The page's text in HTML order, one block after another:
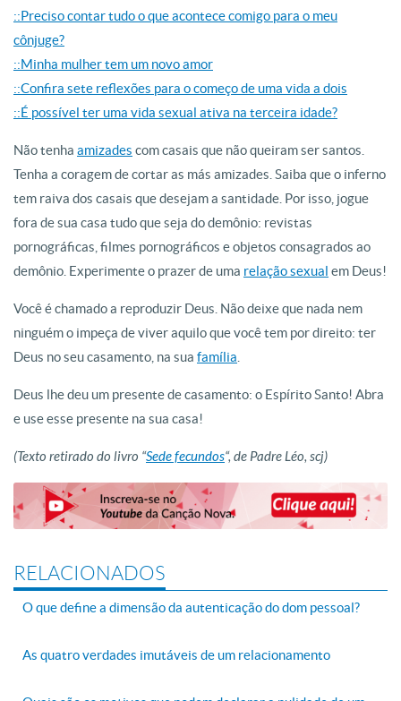
::Preciso contar tudo o que acontece comigo para o meu
cônjuge?
::Minha mulher tem um novo amor
::Confira sete reflexões para o começo de uma vida a dois
::É possível ter uma vida sexual ativa na terceira idade?
Não tenha amizades com casais que não queiram ser santos.
Tenha a coragem de cortar as más amizades. Saiba que o inferno
tem raiva dos casais que desejam a santidade. Por isso, jogue
fora de sua casa tudo que seja do demônio: revistas
pornográficas, filmes pornográficos e objetos consagrados ao
demônio. Experimente o prazer de uma relação sexual em Deus!
Você é chamado a reproduzir Deus. Não deixe que nada nem
ninguém o impeça de viver aquilo que você tem por direito: ter
Deus no seu casamento, na sua família
Deus lhe deu um presente de casamento: o Espírito Santo! Abra
e use esse presente na sua casa!
(Texto retirado do livro “Sede fecundos“, de Padre Léo, scj)
RELACIONADOS
O que define a dimensão da autenticação do dom pessoal?
As quatro verdades imutáveis de um relacionamento